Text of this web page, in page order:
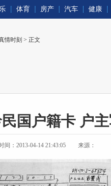
体育 房产 汽车 健康
情时刻 > 正文
国户籍卡 户
间：2013-04-14 21:43:05 来源：